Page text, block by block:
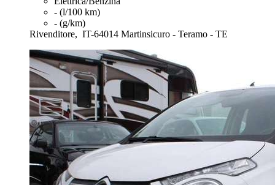
- (l/100 km)
- (g/km)
Rivenditore, IT-64014 Martinsicuro - Teramo - TE